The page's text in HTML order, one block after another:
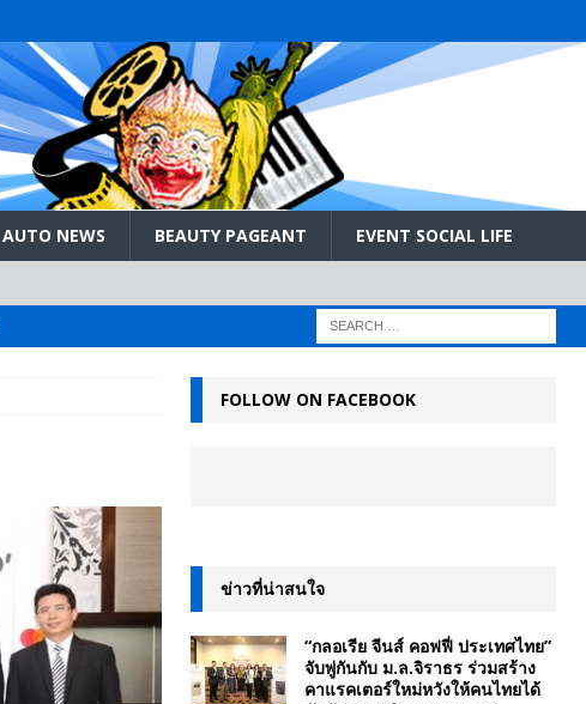
AUTO NEWS BEAUTY PAGEANT EVENT SOCIAL LIFE
FOLLOW ON FACEBOOK
ข่าวที่น่าสนใจ
“กลอเรีย จีนส์ คอฟฟี่ ประเทศไทย”
จับพู่กันกับ ม.ล.จิราธร ร่วมสร้าง
คาแรคเตอร์ใหม่หวังให้คนไทยได้